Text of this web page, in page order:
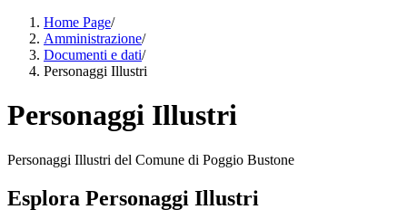
Home Page/
Amministrazione/
Documenti e dati/
Personaggi Illustri
Personaggi Illustri
Personaggi Illustri del Comune di Poggio Bustone
Esplora Personaggi Illustri